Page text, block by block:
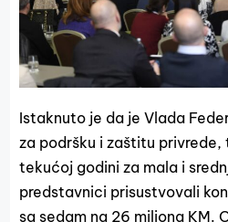
Istaknuto je da je Vlada
za podršku i zaštitu privrede,
tekućoj godini za mala i
predstavnici prisustvovali
sa sedam na 26 miliona KM.